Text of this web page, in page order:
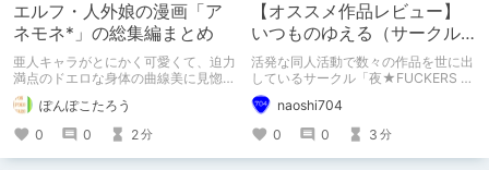
エルフ・人外娘の漫画「ア
ネモネ*」の総集編まとめ
亜人キャラがとにかく可愛くて、迫力
満点のドエロな身体の曲線美に見惚れ
る素敵なエルフ、サキュバス・メイド
さん等の漫画作品を供給してくれるサ
ークル「アネモネ*」さんの総集編
（パック）作品だけをまとめました。
定期的に更新予定です。
ぽんぽこたろう
0
0 2分
【オススメ作品レビュー】
いつものゆえる（サークル
名：夜★FUCKERS ）
活発な同人活動で数々の作品を世に出
しているサークル「夜★FUCKERS 」
さん。 数ある作品の中からゆえるの
総集編をご紹介します。
naoshi704
0
0 3 分